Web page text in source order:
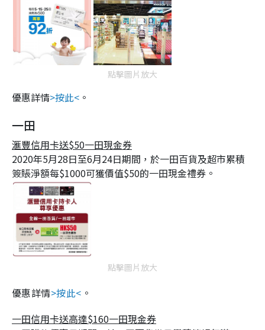
點擊圖片放大
優惠詳情>按此< 。
一田
滙豐信用卡送$50一田現金券
2020年5月28日至6月24日期間，於一田百貨及超市累積
簽賬淨額每$1000可獲價值$50的一田現金禮券。
點擊圖片放大
優惠詳情>按此< 。
一田信用卡送高達$160一田現金券